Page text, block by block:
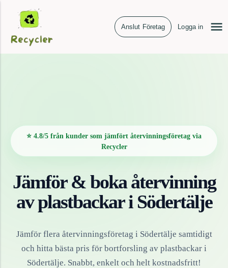
Anslut Företag Logga in
⭐ 4.8/5 från kunder som jämfört återvinningsföretag via
Recycler
Jämför & boka återvinning
avplastbackari Södertälje
Jämför flera återvinningsföretag i Södertälje samtidigt
och hitta bästa pris för bortforsling av plastbackar i
Södertälje. Snabbt, enkelt och helt kostnadsfritt!